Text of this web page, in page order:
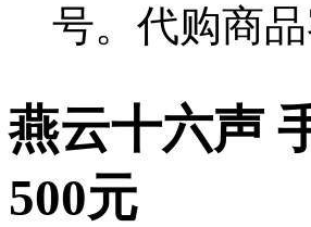
号。代购商
燕云十六声
500元